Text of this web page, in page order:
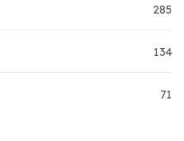
285
134
71